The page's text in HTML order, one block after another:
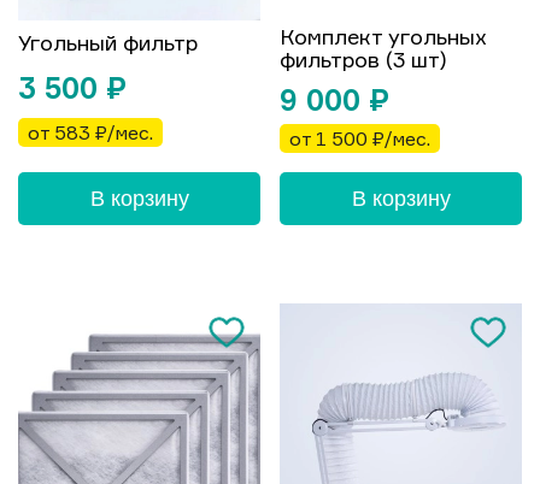
Угольный фильтр
3 500 ₽
от 583 ₽/мес.
В корзину
Комплект угольных
фильтров (3 шт)
9 000 ₽
от 1 500 ₽/мес.
В корзину